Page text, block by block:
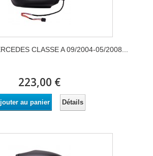
CLASSE A 09/2004-05/2008...
223,00 €
au panier Détails